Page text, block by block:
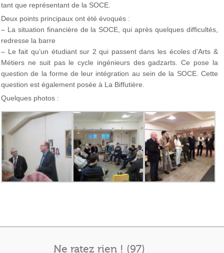
tant que représentant de la SOCE.
Deux points principaux ont été évoqués :
– La situation financière de la SOCE, qui après quelques difficultés,
redresse la barre
– Le fait qu’un étudiant sur 2 qui passent dans les écoles d’Arts &
Métiers ne suit pas le cycle ingénieurs des gadzarts. Ce pose la
question de la forme de leur intégration au sein de la SOCE. Cette
question est également posée à La Biffutière.
Quelques photos :
Ne ratez rien ! (97)